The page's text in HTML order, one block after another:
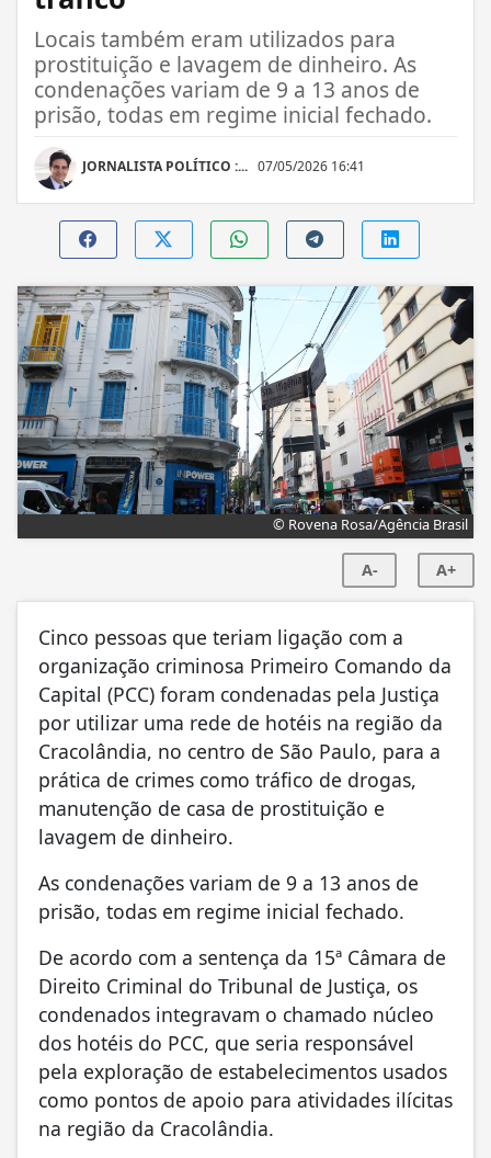
Locais também eram utilizados para
prostituição e lavagem de dinheiro. As
condenações variam de 9 a 13 anos de
prisão, todas em regime inicial fechado.
JORNALISTA POLÍTICO :... 07/05/2026 16:41
© Rovena Rosa/Agência Brasil
A- A+
Cinco pessoas que teriam ligação com a
organização criminosa Primeiro Comando da
Capital (PCC) foram condenadas pela Justiça
por utilizar uma rede de hotéis na região da
Cracolândia, no centro de São Paulo, para a
prática de crimes como tráfico de drogas,
manutenção de casa de prostituição e
lavagem de dinheiro.
As condenações variam de 9 a 13 anos de
prisão, todas em regime inicial fechado.
De acordo com a sentença da 15ª Câmara de
Direito Criminal do Tribunal de Justiça, os
condenados integravam o chamado núcleo
dos hotéis do PCC, que seria responsável
pela exploração de estabelecimentos usados
como pontos de apoio para atividades ilícitas
na região da Cracolândia.